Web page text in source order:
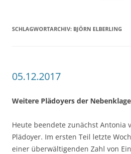
SCHLAGWORTARCHIV: BJÖRN ELBERLING
05.12.2017
Weitere Plädoyers der Nebenklage
Heute beendete zunächst Antonia
Plädoyer. Im ersten Teil letzte
einer überwältigenden Zahl von